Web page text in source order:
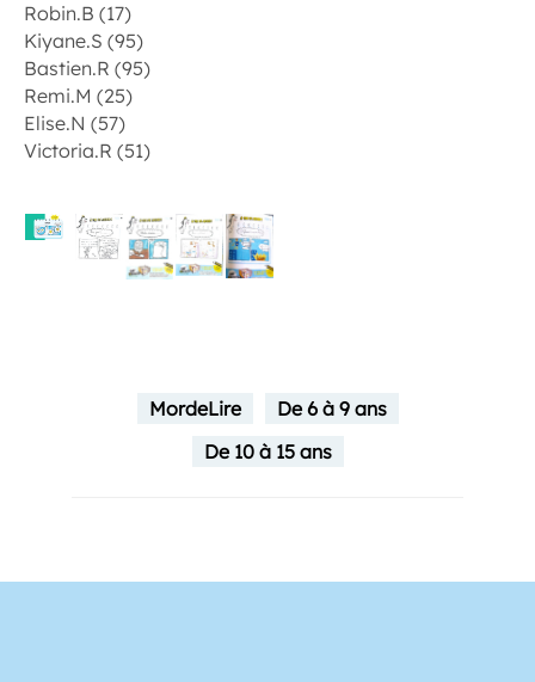
Robin.B (17)
Kiyane.S (95)
Bastien.R (95)
Remi.M (25)
Elise.N (57)
Victoria.R (51)
MordeLire
De 6 à 9 ans
De 10 à 15 ans